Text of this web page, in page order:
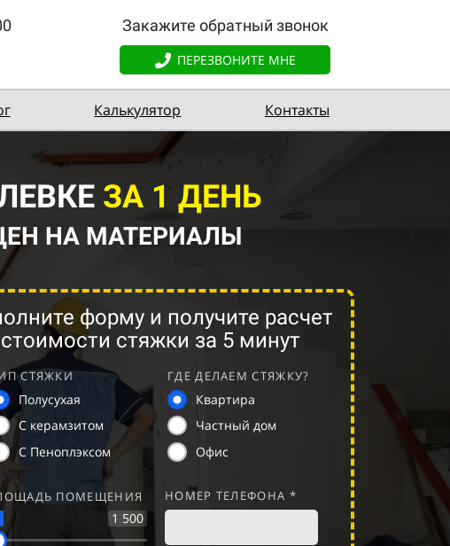
Закажите обратный звонок
ПЕРЕЗВОНИТЕ МНЕ
Калькулятор Контакты
ЗА 1 ДЕНЬ
НА МАТЕРИАЛЫ
форму и получите расчет
стоимости стяжки за 5 минут
СТЯЖКИ
Полусухая
С керамзитом
С Пеноплэксом
ГДЕ ДЕЛАЕМ СТЯЖКУ?
Квартира
Частный дом
Офис
ПОМЕЩЕНИЯ
1 500
НОМЕР ТЕЛЕФОНА *